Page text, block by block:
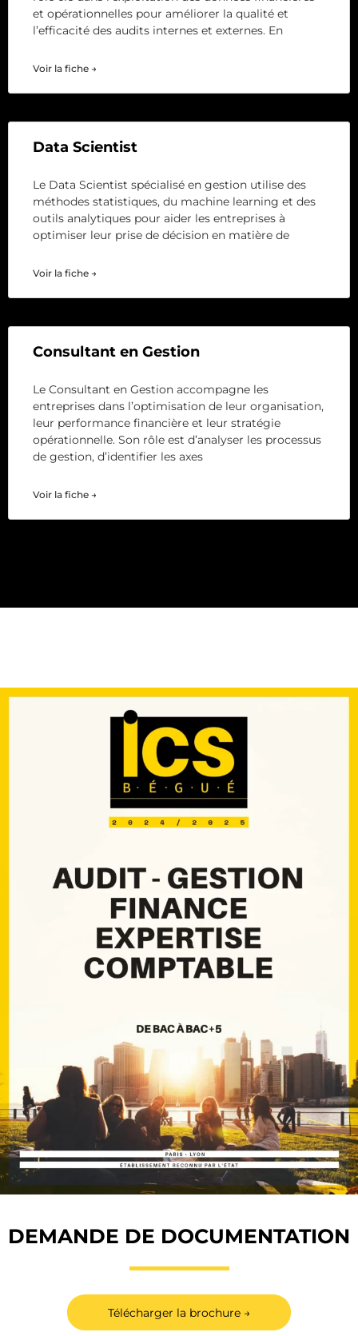
et opérationnelles pour améliorer la qualité et
l’efficacité des audits internes et externes. En
Voir la fiche →
Data Scientist
Le Data Scientist spécialisé en gestion utilise des
méthodes statistiques, du machine learning et des
outils analytiques pour aider les entreprises à
optimiser leur prise de décision en matière de
Voir la fiche →
Consultant en Gestion
Le Consultant en Gestion accompagne les
entreprises dans l’optimisation de leur organisation,
leur performance financière et leur stratégie
opérationnelle. Son rôle est d’analyser les processus
de gestion, d’identifier les axes
Voir la fiche →
DEMANDE DE DOCUMENTATION
Télécharger la brochure →